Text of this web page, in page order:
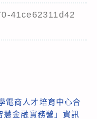
41ce62311d42
電商人才培育中心合
慧金融實務營」資訊